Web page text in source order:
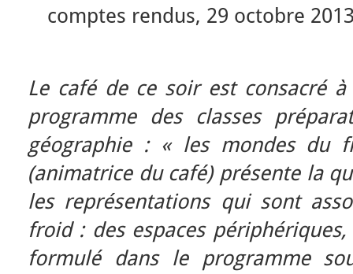
comptes rendus, 29 octobre
Le café de ce soir est consacré
programme des classes
géographie : « les mondes du
(animatrice du café) présente la
les représentations qui sont
froid : des espaces
formulé dans le programme